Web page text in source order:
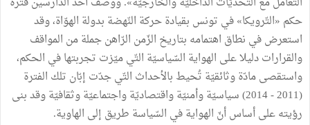
حكم «التّرويكا» في تونس بقيادة حركة النّهضة بدولة الهوّاة، وقد
استعرض في نطاق اهتمامه بتاريخ الزّمن الرّاهن جملة من المواقف
والقرارات دليلا على الهواية السّياسيّة التّي ميّزت تجربتها في الحكم،
واستقصى مادّة وثائقيّة تُحيط بالأحداث التّي جدّت إبّان تلك الفترة
(2011 - 2014) سياسيّة وأمنيّة واقتصاديّة واجتماعيّة وثقافيّة وقد بنى
رؤيته على أساس أنّ الهواية في السّياسة طريق إلى الهاوية.